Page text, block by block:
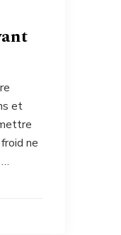
et
ne